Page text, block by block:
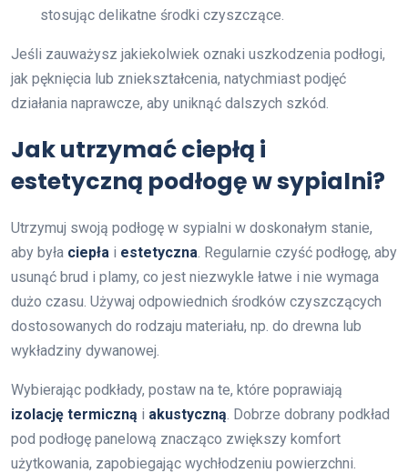
stosując delikatne środki czyszczące.
Jeśli zauważysz jakiekolwiek oznaki uszkodzenia podłogi,
jak pęknięcia lub zniekształcenia, natychmiast podjęć
działania naprawcze, aby uniknąć dalszych szkód.
Jak utrzymać ciepłą i
estetyczną podłogę w sypialni?
Utrzymuj swoją podłogę w sypialni w doskonałym stanie,
aby była ciepła i estetyczna. Regularnie czyść podłogę, aby
usunąć brud i plamy, co jest niezwykle łatwe i nie wymaga
dużo czasu. Używaj odpowiednich środków czyszczących
dostosowanych do rodzaju materiału, np. do drewna lub
wykładziny dywanowej.
Wybierając podkłady, postaw na te, które poprawiają
izolację termiczną i akustyczną. Dobrze dobrany podkład
pod podłogę panelową znacząco zwiększy komfort
użytkowania, zapobiegając wychłodzeniu powierzchni.